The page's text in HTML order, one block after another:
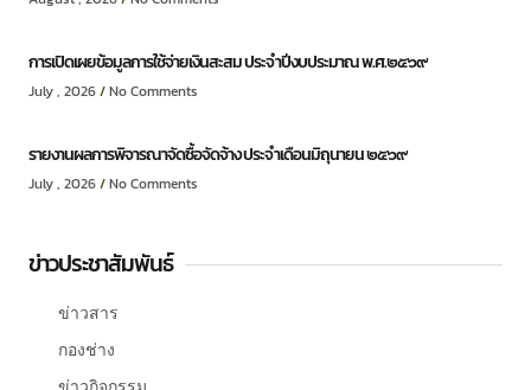
การเปิดเผยข้อมูลการใช้จ่ายเงินสะสม ประจำปีงบประมาณ พ.ศ.๒๕๖๙
July , 2026 No Comments
รายงานผลการพิจารณาจัดซื้อจัดจ้าง ประจำเดือนมิถุนายน ๒๕๖๙
July , 2026 No Comments
ข่าวประชาสัมพันธ์
ข่าวสาร
กองช่าง